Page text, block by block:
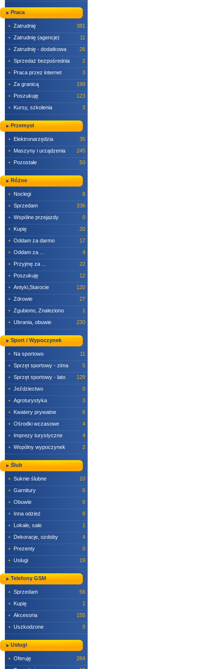
Praca
+ Zatrudnię
381
+ Zatrudnię (agencje)
11
+ Zatrudnię - dodatkowa
26
+ Sprzedaż bezpośrednia
2
+ Praca przez internet
3
+ Za granicą
199
+ Poszukuję
123
+ Kursy, szkolenia 3
Przemysł
+ Elektronarzędzia
35
+ Maszyny i urządzenia
245
+ Pozostałe 50
Różne
+ Noclegi
8
+ Sprzedam
336
+ Wspólne przejazdy
0
+ Kupię
20
+ Oddam za darmo
17
+ Oddam za ...
4
+ Przyjmę za ...
22
+ Poszukuję
12
+ Antyki,Starocie
120
+ Zdrowie
27
+ Zgubiono, Znaleziono
1
+ Ubrania, obuwie 230
Sport / Wypoczynek
+ Na sportowo
11
+ Sprzęt sportowy - zima
5
+ Sprzęt sportowy - lato
129
+ Jeździectwo
0
+ Agroturystyka
3
+ Kwatery prywatne
6
+ Ośrodki wczasowe
4
+ Imprezy turystyczne
4
+ Wspólny wypoczynek 2
Ślub
+ Suknie ślubne
10
+ Garnitury
6
+ Obuwie
0
+ Inna odzież
8
+ Lokale, sale
1
+ Dekoracje, ozdoby
4
+ Prezenty
0
+ Usługi 19
Telefony GSM
+ Sprzedam
56
+ Kupię
1
+ Akcesoria
155
+ Uszkodzone 0
Usługi
+ Oferuję
284